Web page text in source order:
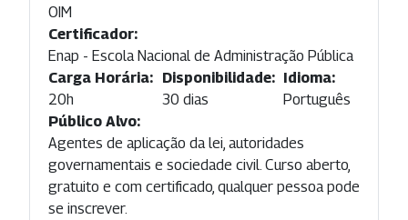
OIM
Certificador:
Enap - Escola Nacional de Administração Pública
Carga Horária:
20h
Disponibilidade:
30 dias
Idioma:
Português
Público Alvo:
Agentes de aplicação da lei, autoridades
governamentais e sociedade civil. Curso aberto,
gratuito e com certificado, qualquer pessoa pode
se inscrever.